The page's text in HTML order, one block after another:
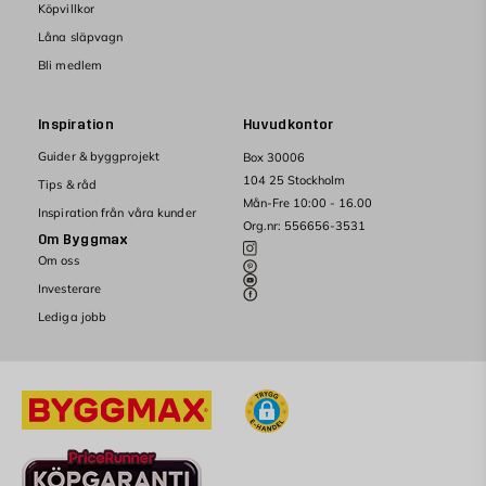
Huvudkontor
Box 30006
104 25 Stockholm
Mån-Fre 10:00 - 16.00
Org.nr: 556656-3531
Köpvillkor
Låna släpvagn
Bli medlem
Inspiration
Guider & byggprojekt
Tips & råd
Inspiration från våra kunder
Om Byggmax
Om oss
Investerare
Lediga jobb